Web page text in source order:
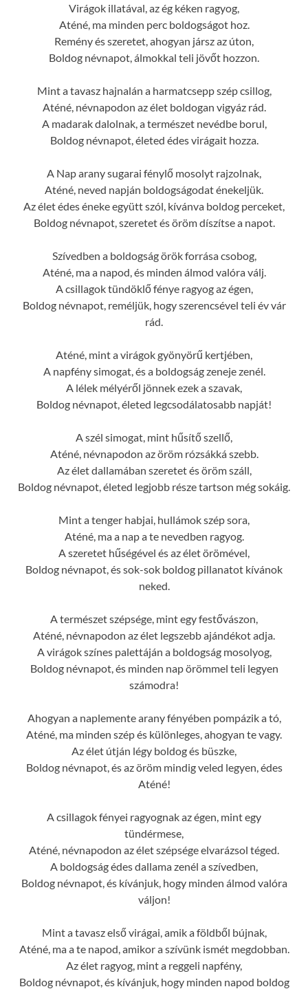
Virágok illatával, az ég kéken ragyog,
Aténé, ma minden perc boldogságot hoz.
Remény és szeretet, ahogyan jársz az úton,
Boldog névnapot, álmokkal teli jövőt hozzon.
Mint a tavasz hajnalán a harmatcsepp szép csillog,
Aténé, névnapodon az élet boldogan vigyáz rád.
A madarak dalolnak, a természet nevédbe borul,
Boldog névnapot, életed édes virágait hozza.
A Nap arany sugarai fénylő mosolyt rajzolnak,
Aténé, neved napján boldogságodat énekeljük.
Az élet édes éneke együtt szól, kívánva boldog perceket,
Boldog névnapot, szeretet és öröm díszítse a napot.
Szívedben a boldogság örök forrása csobog,
Aténé, ma a napod, és minden álmod valóra válj.
A csillagok tündöklő fénye ragyog az égen,
Boldog névnapot, reméljük, hogy szerencsével teli év vár
rád.
Aténé, mint a virágok gyönyörű kertjében,
A napfény simogat, és a boldogság zeneje zenél.
A lélek mélyéről jönnek ezek a szavak,
Boldog névnapot, életed legcsodálatosabb napját!
A szél simogat, mint hűsítő szellő,
Aténé, névnapodon az öröm rózsákká szebb.
Az élet dallamában szeretet és öröm száll,
Boldog névnapot, életed legjobb része tartson még sokáig.
Mint a tenger habjai, hullámok szép sora,
Aténé, ma a nap a te nevedben ragyog.
A szeretet hűségével és az élet örömével,
Boldog névnapot, és sok-sok boldog pillanatot kívánok
neked.
A természet szépsége, mint egy festővászon,
Aténé, névnapodon az élet legszebb ajándékot adja.
A virágok színes palettáján a boldogság mosolyog,
Boldog névnapot, és minden nap örömmel teli legyen
számodra!
Ahogyan a naplemente arany fényében pompázik a tó,
Aténé, ma minden szép és különleges, ahogyan te vagy.
Az élet útján légy boldog és büszke,
Boldog névnapot, és az öröm mindig veled legyen, édes
Aténé!
A csillagok fényei ragyognak az égen, mint egy
tündérmese,
Aténé, névnapodon az élet szépsége elvarázsol téged.
A boldogság édes dallama zenél a szívedben,
Boldog névnapot, és kívánjuk, hogy minden álmod valóra
váljon!
Mint a tavasz első virágai, amik a földből bújnak,
Aténé, ma a te napod, amikor a szívünk ismét megdobban.
Az élet ragyog, mint a reggeli napfény,
Boldog névnapot, és kívánjuk, hogy minden napod boldog